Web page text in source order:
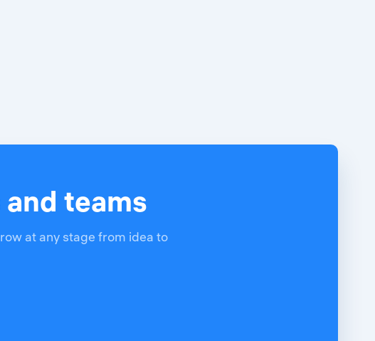
teams
at any stage from idea to